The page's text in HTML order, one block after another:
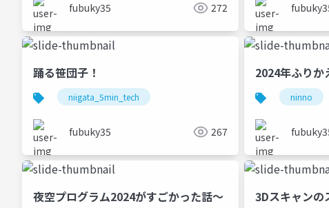
fubuky35 272
踊る笹団子！
niigata_5min_tech
fubuky35 267
2024年ふりか
ninno
夜空プログラム2024がすごかった話～
3Dスキャンのススメ ～